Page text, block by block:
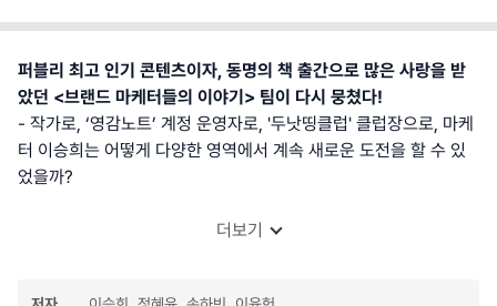
퍼블리 최고 인기 콘텐츠이자, 동명의 책 출간으로 많은 사랑을 받
았던 <브랜드 마케터들의 이야기> 팀이 다시 뭉쳤다!
- 작가로, ‘영감노트’ 계정 운영자로, '두낫띵클럽' 클럽장으로, 마케
터 이승희는 어떻게 다양한 영역에서 계속 새로운 도전을 할 수 있
었을까?
더보기